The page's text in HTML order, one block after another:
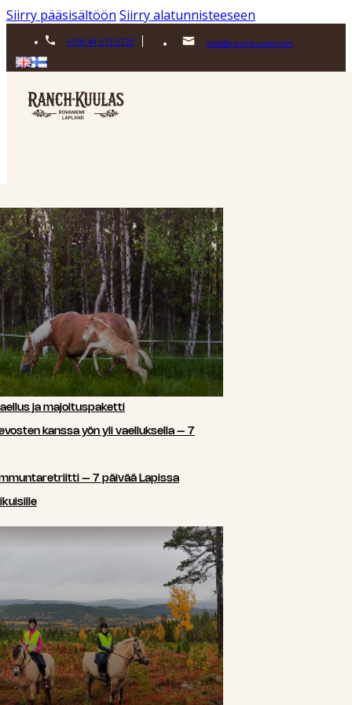
Siirry pääsisältöön Siirry alatunnisteeseen
+358 44 513 0720 sales@ranchkuulas.com
ja majoituspaketti
kanssa yön yli vaelluksella – 7
– 7 päivää Lapissa